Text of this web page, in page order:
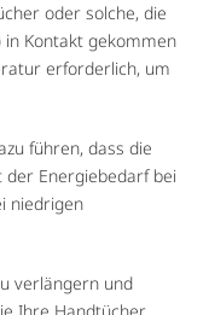
oder solche, die
in Kontakt gekommen
erforderlich, um
führen, dass die
der Energiebedarf bei
niedrigen
verlängern und